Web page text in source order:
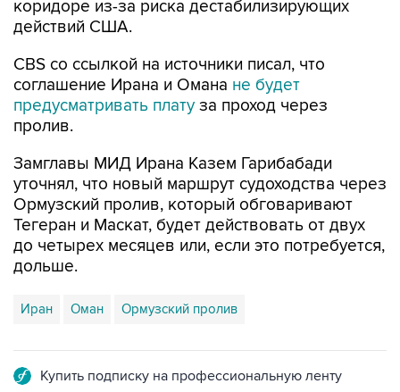
коридоре из-за риска дестабилизирующих
действий США.
CBS со ссылкой на источники писал, что
соглашение Ирана и Омана не будет
предусматривать плату за проход через
пролив.
Замглавы МИД Ирана Казем Гарибабади
уточнял, что новый маршрут судоходства через
Ормузский пролив, который обговаривают
Тегеран и Маскат, будет действовать от двух
до четырех месяцев или, если это потребуется,
дольше.
Иран Оман Ормузский пролив
Купить подписку на профессиональную ленту